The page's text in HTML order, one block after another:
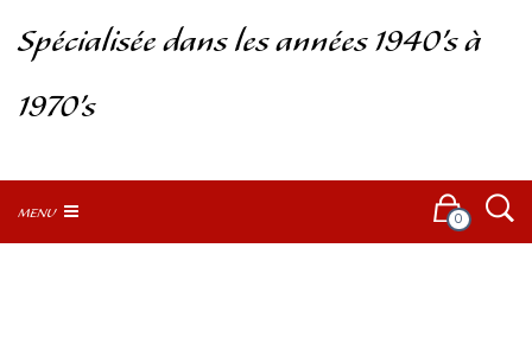
Spécialisée dans les années 1940’s à
1970’s
MENU 0